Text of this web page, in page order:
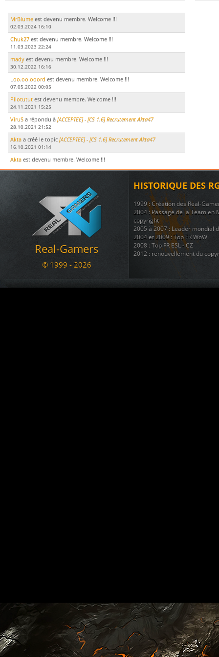
MrBlume est devenu membre. Welcome !!!
02.03.2024 16:10
Chuk27 est devenu membre. Welcome !!!
11.03.2023 22:24
mady est devenu membre. Welcome !!!
30.12.2022 16:16
Loo.oo.ooord est devenu membre. Welcome !!!
07.05.2022 00:05
Pilotutut est devenu membre. Welcome !!!
24.11.2021 15:25
ViruS a répondu à [ACCEPTEE] - [CS 1.6] Recrutement Akta47
28.10.2021 21:52
Akta a créé le topic [ACCEPTEE] - [CS 1.6] Recrutement Akta47
16.10.2021 01:14
Akta est devenu membre. Welcome !!!
Le Marsouina créé le topicban
17.11.2020 21:51
a créé le topic BAN
05.11.2020 17:07
[RG - LOL] vs. NyanTrain
02.11.2020 12:56
02.11.2020 12:43
KADOZERRest devenu membre. Welcome !!!
30.08.2020 12:38
Real-Gamers
© 1999 - 2026
HISTORIQUE DES
1999 : Création des Real-
2004 : Passage de la Team
copyright
2005 à 2007 : Leader mondial
2004 et 2009 : Top FR WoW
2008 : Top FR ESL - CZ
2012 : renouvellement du
regroupant 8 autres sites (
ainsi que + d'une douzaine de